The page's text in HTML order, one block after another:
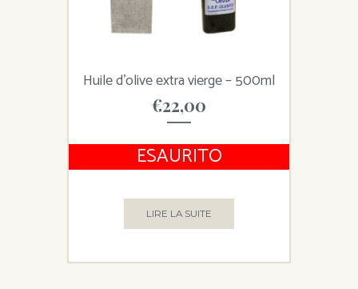
Huile d’olive extra vierge – 500ml
€22,00
ESAURITO
LIRE LA SUITE